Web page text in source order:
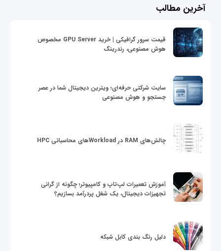
آخرین مطالب
قیمت سرور گرافیکی | خرید GPU Server مخصوص
هوش مصنوعی، رندرینگ
سایت شرکتی حرفه‌ای؛ ویترین دیجیتال شما در عصر
جستجو و هوش مصنوعی
چالش‌های RAM در Workloadهای محاسباتی HPC
آموزش تعمیرات لپ‌تاپ و کامپیوتر؛ چگونه از گرانی
تجهیزات دیجیتال، یک شغل پردرآمد بسازیم؟
دلیل رنگ بندی کابل شبکه